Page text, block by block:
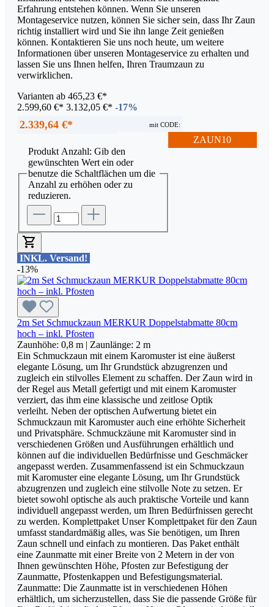
Erfahrung entstehen können. Wenn Sie unseren
Montageservice nutzen, können Sie sicher sein, dass Ihr Zaun
richtig installiert wird und Sie ihn lange Zeit genießen
können. Kontaktieren Sie uns noch heute, um weitere
Informationen über unseren Montageservice zu erhalten und
lassen Sie uns Ihnen helfen, Ihren Traumzaun zu
verwirklichen.
Varianten ab 465,23 €*
2.599,60 €* 3.132,05 €* -17%
2.339,64 €* mit CODE:
ZAUN10
Produkt Anzahl: Gib den
gewünschten Wert ein oder
benutze die Schaltflächen um die
Anzahl zu erhöhen oder zu
reduzieren.
INKL. Versand!
-13%
2m Set Schmuckzaun MERKUR Doppelstabmatte 80cm
hoch – inkl. Pfosten
Zaunhöhe: 0,8 m | Zaunlänge: 2 m
Ein Schmuckzaun mit einem Karomuster ist eine äußerst
elegante Lösung, um Ihr Grundstück abzugrenzen und
zugleich ein stilvolles Element zu schaffen. Der Zaun wird in
der Regel aus Metall gefertigt und mit einem Karomuster
verziert, das ihm eine klassische und zeitlose Optik
verleiht. Neben der optischen Aufwertung bietet ein
Schmuckzaun mit Karomuster auch eine erhöhte Sicherheit
und Privatsphäre. Schmuckzäune mit Karomuster sind in
verschiedenen Größen und Ausführungen erhältlich und
können auf die individuellen Bedürfnisse und Geschmäcker
angepasst werden. Zusammenfassend ist ein Schmuckzaun
mit Karomuster eine elegante Lösung, um Ihr Grundstück
abzugrenzen und zugleich eine stilvolle Note zu setzen. Er
bietet sowohl optische als auch praktische Vorteile und kann
individuell angepasst werden, um Ihren Bedürfnissen gerecht
zu werden. Komplettpaket Unser Komplettpaket für den Zaun
umfasst standardmäßig alles, was Sie benötigen, um Ihren
Zaun schnell und einfach zu montieren. Das Paket enthält
eine Zaunmatte mit einer Breite von 2 Metern in der von
Ihnen gewünschten Höhe, Pfosten zur Befestigung der
Zaunmatte, Pfostenkappen und Befestigungsmaterial.
Zaunmatte: Die Zaunmatte ist in verschiedenen Höhen
erhältlich, um sicherzustellen, dass Sie die passende Größe für